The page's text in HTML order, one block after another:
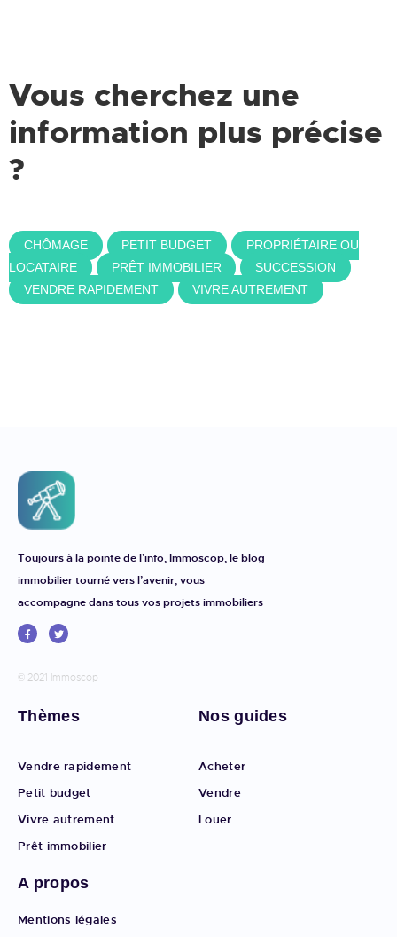
Vous cherchez une
information plus précise
?
CHÔMAGE PETIT BUDGET
PROPRIÉTAIRE OU
LOCATAIRE
PRÊT IMMOBILIER
SUCCESSION
VENDRE RAPIDEMENT
VIVRE AUTREMENT
Toujours à la pointe de l’info, Immoscop, le blog
immobilier tourné vers l’avenir, vous
accompagne dans tous vos projets immobiliers
© 2021 Immoscop
Thèmes
Vendre rapidement
Petit budget
Vivre autrement
Prêt immobilier
Nos guides
Acheter
Vendre
Louer
A propos
Mentions légales